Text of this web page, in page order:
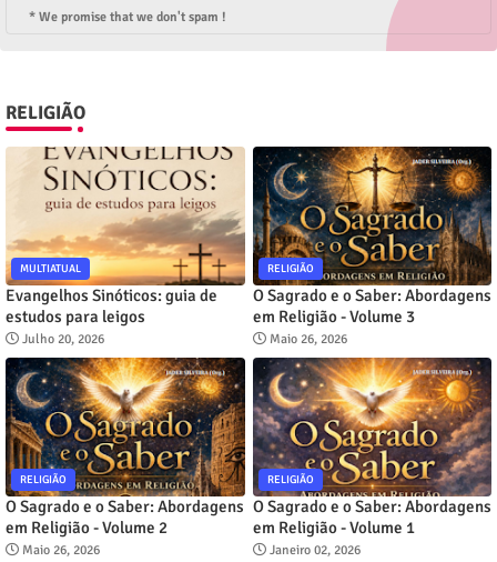
* We promise that we don't spam !
RELIGIÃO
MULTIATUAL
Evangelhos Sinóticos: guia de
estudos para leigos
Julho 20, 2026
RELIGIÃO
O Sagrado e o Saber: Abordagens
em Religião - Volume 3
Maio 26, 2026
RELIGIÃO
O Sagrado e o Saber: Abordagens
em Religião - Volume 2
Maio 26, 2026
RELIGIÃO
O Sagrado e o Saber: Abordagens
em Religião - Volume 1
Janeiro 02, 2026